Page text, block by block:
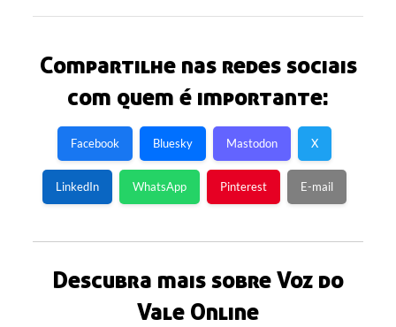
Compartilhe nas redes sociais
com quem é importante:
Facebook Bluesky Mastodon X
LinkedIn WhatsApp Pinterest E-mail
Descubra mais sobre Voz do
Vale Online